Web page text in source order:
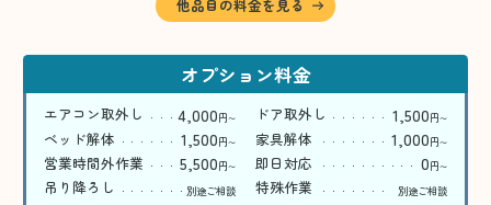
他品目の料金を見る
オプション料金
エアコン取外し 4,000円〜 ドア取外し 1,500円〜
ベッド解体 1,500円〜 家具解体 1,000円〜
営業時間外作業 5,500円〜 即日対応 0円〜
吊り降ろし 別途ご相談 特殊作業 別途ご相談